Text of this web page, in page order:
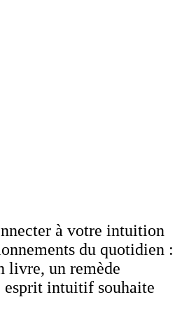
à votre intuition
du quotidien :
livre, un remède
intuitif souhaite